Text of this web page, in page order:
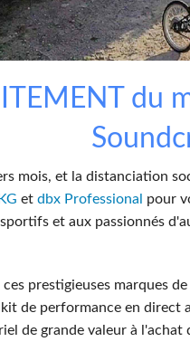
Audio Calc Toolkit
Compact Stagebox
Apps ViSi Remote
ViSi Listen
Audio Calc Toolkitdu
mois, et la distanciation
et dbx Professional
pour
et aux passionnés
prestigieuses marques de
de performance en direct
de grande valeur à